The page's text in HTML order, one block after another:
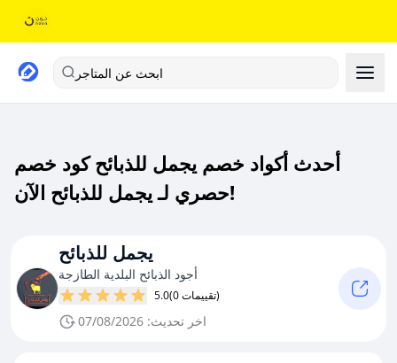
ابحث عن المتاجر
أحدث أكواد خصم يجمل للذبائح كود خصم
حصري لـ يجمل للذبائح الآن!
يجمل للذبائح
أجود الذبائح البلدية الطازجة
5.0 (0 تقييمات)
اخر تحديث: 07/08/2026